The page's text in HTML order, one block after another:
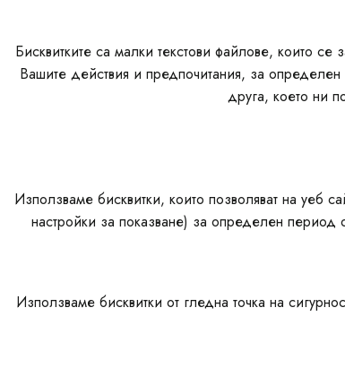
Бисквитките са малки текстови файлове, които
Вашите действия и предпочитания, за
друга, което ни
Използваме бисквитки, които позволяват на уеб
настройки за показване) за определен период
Използваме бисквитки от гледна точка на